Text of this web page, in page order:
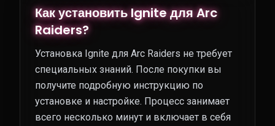
Как установить Ignite для Arc
Raiders?
Установка Ignite для Arc Raiders не требует
специальных знаний. После покупки вы
получите подробную инструкцию по
установке и настройке. Процесс занимает
всего несколько минут и включает в себя